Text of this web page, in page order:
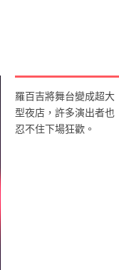
羅百吉將舞台變成超大
型夜店，許多演出者也
忍不住下場狂歡。